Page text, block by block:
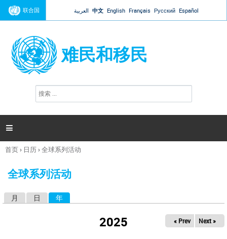
Jump to navigation
联合国 العربية 中文 English Français Русский Español
难民和移民
搜
索

你
这
首页› 日历›全球系列活动
全球系列活动
月 日 年
2025 « Prev Next »